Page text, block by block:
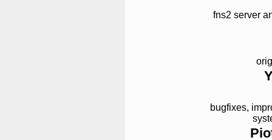
fns2 server
bugfixes,